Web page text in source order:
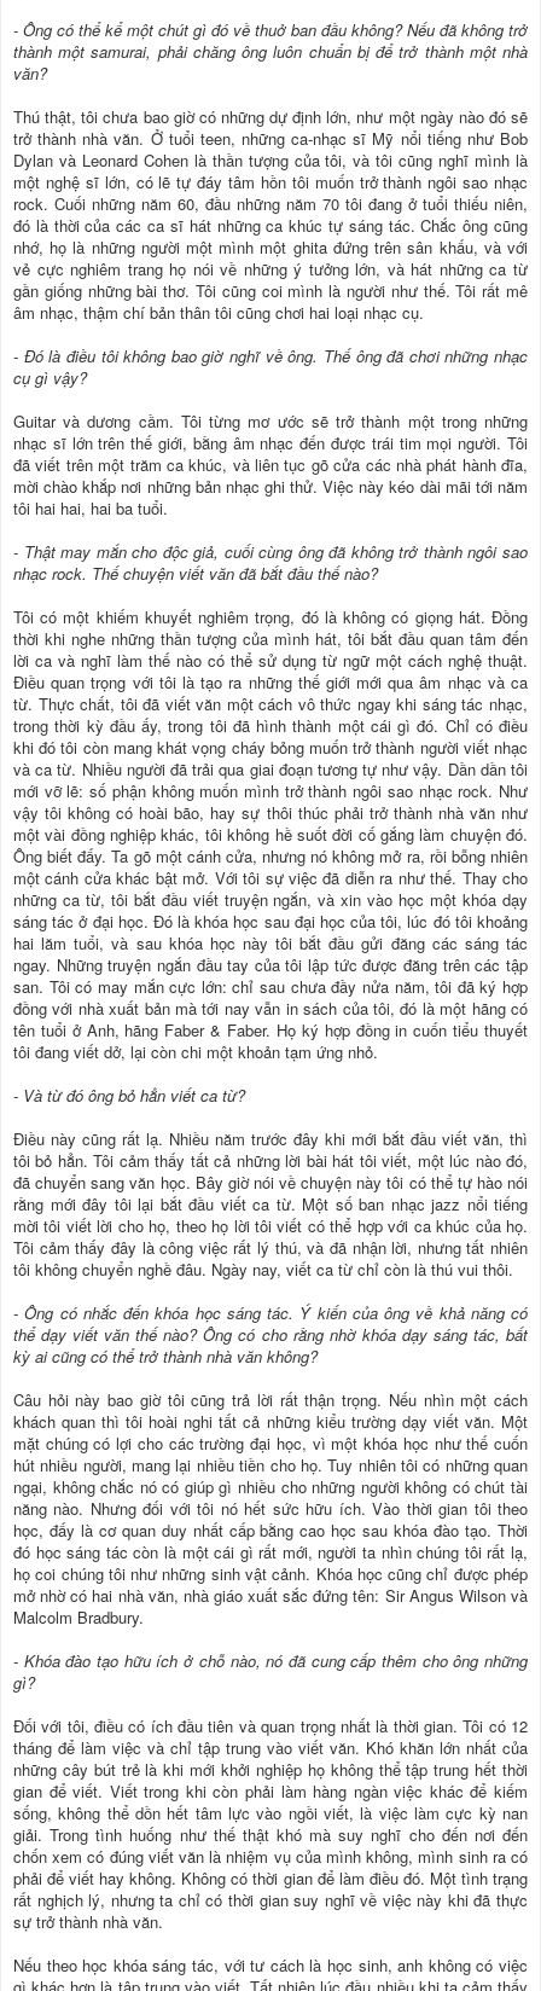
- Ông có thể kể một chút gì đó về thuở ban đầu không? Nếu đã không trở
thành một samurai, phải chăng ông luôn chuẩn bị để trở thành một nhà
văn?
Thú thật, tôi chưa bao giờ có những dự định lớn, như một ngày nào đó sẽ
trở thành nhà văn. Ở tuổi teen, những ca-nhạc sĩ Mỹ nổi tiếng như Bob
Dylan và Leonard Cohen là thần tượng của tôi, và tôi cũng nghĩ mình là
một nghệ sĩ lớn, có lẽ tự đáy tâm hồn tôi muốn trở thành ngôi sao nhạc
rock. Cuối những năm 60, đầu những năm 70 tôi đang ở tuổi thiếu niên,
đó là thời của các ca sĩ hát những ca khúc tự sáng tác. Chắc ông cũng
nhớ, họ là những người một mình một ghita đứng trên sân khấu, và với
vẻ cực nghiêm trang họ nói về những ý tưởng lớn, và hát những ca từ
gần giống những bài thơ. Tôi cũng coi mình là người như thế. Tôi rất mê
âm nhạc, thậm chí bản thân tôi cũng chơi hai loại nhạc cụ.
- Đó là điều tôi không bao giờ nghĩ về ông. Thế ông đã chơi những nhạc
cụ gì vậy?
Guitar và dương cầm. Tôi từng mơ ước sẽ trở thành một trong những
nhạc sĩ lớn trên thế giới, bằng âm nhạc đến được trái tim mọi người. Tôi
đã viết trên một trăm ca khúc, và liên tục gõ cửa các nhà phát hành đĩa,
mời chào khắp nơi những bản nhạc ghi thử. Việc này kéo dài mãi tới năm
tôi hai hai, hai ba tuổi.
- Thật may mắn cho độc giả, cuối cùng ông đã không trở thành ngôi sao
nhạc rock. Thế chuyện viết văn đã bắt đầu thế nào?
Tôi có một khiếm khuyết nghiêm trọng, đó là không có giọng hát. Đồng
thời khi nghe những thần tượng của mình hát, tôi bắt đầu quan tâm đến
lời ca và nghĩ làm thế nào có thể sử dụng từ ngữ một cách nghệ thuật.
Điều quan trọng với tôi là tạo ra những thế giới mới qua âm nhạc và ca
từ. Thực chất, tôi đã viết văn một cách vô thức ngay khi sáng tác nhạc,
trong thời kỳ đầu ấy, trong tôi đã hình thành một cái gì đó. Chỉ có điều
khi đó tôi còn mang khát vọng cháy bỏng muốn trở thành người viết nhạc
và ca từ. Nhiều người đã trải qua giai đoạn tương tự như vậy. Dần dần tôi
mới vỡ lẽ: số phận không muốn mình trở thành ngôi sao nhạc rock. Như
vậy tôi không có hoài bão, hay sự thôi thúc phải trở thành nhà văn như
một vài đồng nghiệp khác, tôi không hề suốt đời cố gắng làm chuyện đó.
Ông biết đấy. Ta gõ một cánh cửa, nhưng nó không mở ra, rồi bỗng nhiên
một cánh cửa khác bật mở. Với tôi sự việc đã diễn ra như thế. Thay cho
những ca từ, tôi bắt đầu viết truyện ngắn, và xin vào học một khóa dạy
sáng tác ở đại học. Đó là khóa học sau đại học của tôi, lúc đó tôi khoảng
hai lăm tuổi, và sau khóa học này tôi bắt đầu gửi đăng các sáng tác
ngay. Những truyện ngắn đầu tay của tôi lập tức được đăng trên các tập
san. Tôi có may mắn cực lớn: chỉ sau chưa đầy nửa năm, tôi đã ký hợp
đồng với nhà xuất bản mà tới nay vẫn in sách của tôi, đó là một hãng có
tên tuổi ở Anh, hãng Faber & Faber. Họ ký hợp đồng in cuốn tiểu thuyết
tôi đang viết dở, lại còn chi một khoản tạm ứng nhỏ.
- Và từ đó ông bỏ hẳn viết ca từ?
Điều này cũng rất lạ. Nhiều năm trước đây khi mới bắt đầu viết văn, thì
tôi bỏ hẳn. Tôi cảm thấy tất cả những lời bài hát tôi viết, một lúc nào đó,
đã chuyển sang văn học. Bây giờ nói về chuyện này tôi có thể tự hào nói
rằng mới đây tôi lại bắt đầu viết ca từ. Một số ban nhạc jazz nổi tiếng
mời tôi viết lời cho họ, theo họ lời tôi viết có thể hợp với ca khúc của họ.
Tôi cảm thấy đây là công việc rất lý thú, và đã nhận lời, nhưng tất nhiên
tôi không chuyển nghề đâu. Ngày nay, viết ca từ chỉ còn là thú vui thôi.
- Ông có nhắc đến khóa học sáng tác. Ý kiến của ông về khả năng có
thể dạy viết văn thế nào? Ông có cho rằng nhờ khóa dạy sáng tác, bất
kỳ ai cũng có thể trở thành nhà văn không?
Câu hỏi này bao giờ tôi cũng trả lời rất thận trọng. Nếu nhìn một cách
khách quan thì tôi hoài nghi tất cả những kiểu trường dạy viết văn. Một
mặt chúng có lợi cho các trường đại học, vì một khóa học như thế cuốn
hút nhiều người, mang lại nhiều tiền cho họ. Tuy nhiên tôi có những quan
ngại, không chắc nó có giúp gì nhiều cho những người không có chút tài
năng nào. Nhưng đối với tôi nó hết sức hữu ích. Vào thời gian tôi theo
học, đấy là cơ quan duy nhất cấp bằng cao học sau khóa đào tạo. Thời
đó học sáng tác còn là một cái gì rất mới, người ta nhìn chúng tôi rất lạ,
họ coi chúng tôi như những sinh vật cảnh. Khóa học cũng chỉ được phép
mở nhờ có hai nhà văn, nhà giáo xuất sắc đứng tên: Sir Angus Wilson và
Malcolm Bradbury.
- Khóa đào tạo hữu ích ở chỗ nào, nó đã cung cấp thêm cho ông những
gì?
Đối với tôi, điều có ích đầu tiên và quan trọng nhất là thời gian. Tôi có 12
tháng để làm việc và chỉ tập trung vào viết văn. Khó khăn lớn nhất của
những cây bút trẻ là khi mới khởi nghiệp họ không thể tập trung hết thời
gian để viết. Viết trong khi còn phải làm hàng ngàn việc khác để kiếm
sống, không thể dồn hết tâm lực vào ngồi viết, là việc làm cực kỳ nan
giải. Trong tình huống như thế thật khó mà suy nghĩ cho đến nơi đến
chốn xem có đúng viết văn là nhiệm vụ của mình không, mình sinh ra có
phải để viết hay không. Không có thời gian để làm điều đó. Một tình trạng
rất nghịch lý, nhưng ta chỉ có thời gian suy nghĩ về việc này khi đã thực
sự trở thành nhà văn.
Nếu theo học khóa sáng tác, với tư cách là học sinh, anh không có việc